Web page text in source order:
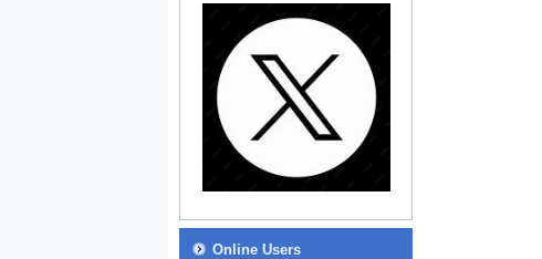
Online Users